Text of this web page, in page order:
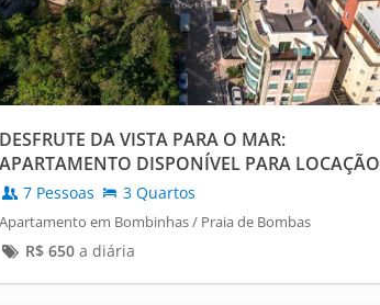
DESFRUTE DA VISTA PARA O MAR:
APARTAMENTO DISPONÍVEL PARA LOCAÇÃO
7 Pessoas 3 Quartos
Apartamento em Bombinhas / Praia de Bombas
R$ 650a diária